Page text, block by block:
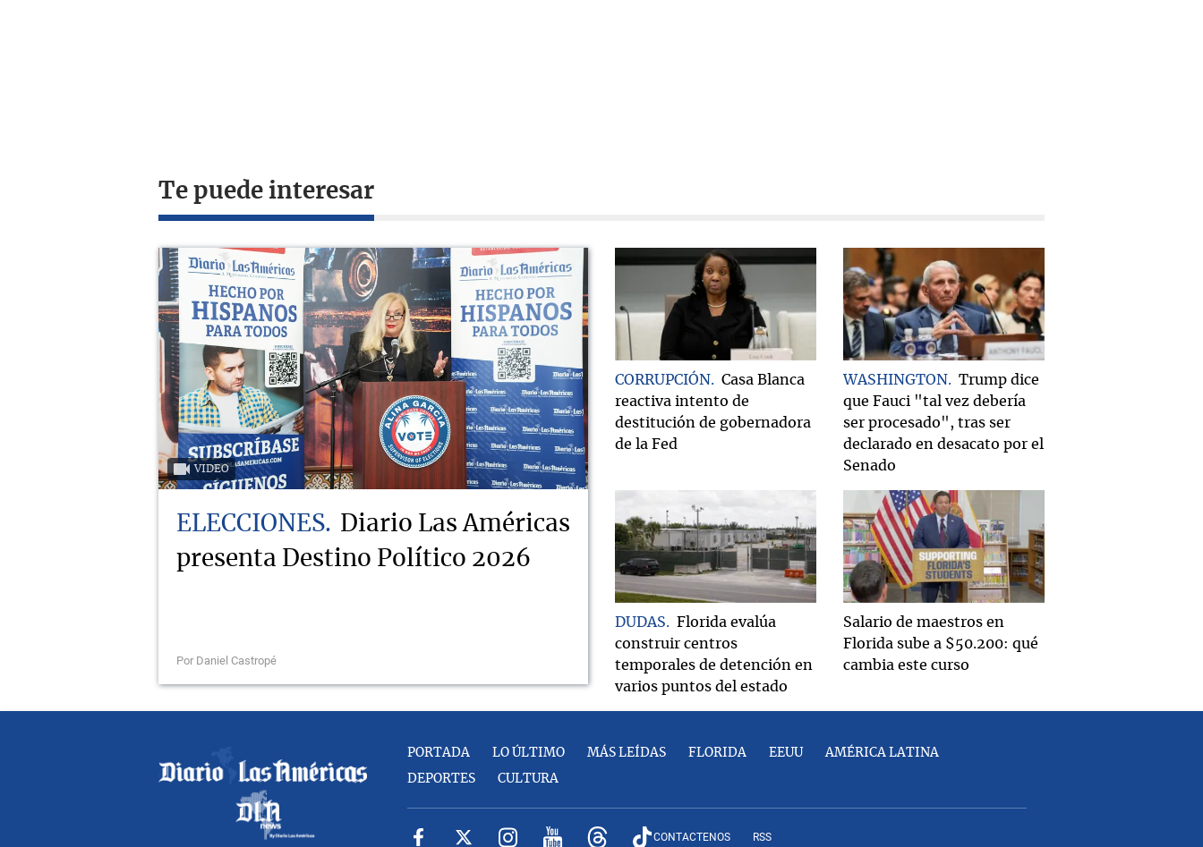
Te puede interesar
VIDEO
ELECCIONES
Diario Las Américas
presenta Destino Político 2026
Por Daniel Castropé
CORRUPCIÓN
Casa Blanca
reactiva intento de
destitución de gobernadora
de la Fed
WASHINGTON
Trump dice
que Fauci "tal vez debería
ser procesado", tras ser
declarado en desacato por el
Senado
DUDAS
Florida evalúa
construir centros
temporales de detención en
varios puntos del estado
Salario de maestros en
Florida sube a $50.200: qué
cambia este curso
PORTADA LO ÚLTIMO MÁS LEÍDAS FLORIDA EEUU AMÉRICA LATINA
DEPORTES CULTURA
CONTACTENOS RSS